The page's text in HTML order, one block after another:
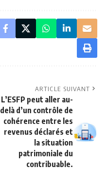
ARTICLE SUIVANT
L’ESFP peut aller au-
delà d’un contrôle de
cohérence entre les
revenus déclarés et
la situation
patrimoniale du
contribuable.